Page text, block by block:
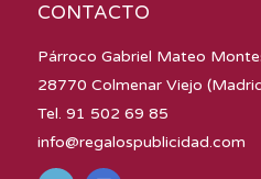
CONTACTO
Párroco Gabriel Mateo
28770 Colmenar Viejo
Tel. 91 502 69 85
info@regalospublicidad.com